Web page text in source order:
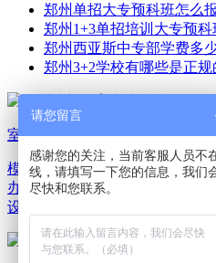
郑州单招大专预科班怎么
郑州1+3单招培训大专预科
郑州西亚斯中专部学费多
郑州3+2学校有哪些是正规
室内家装设计知识平面广告设计
模具机械设计知识电脑
办公文秘知识游戏动漫
设计知识
请您留言
感谢您的关注，当前客服人员不
线，请填写一下您的信息，我们
尽快和您联系。